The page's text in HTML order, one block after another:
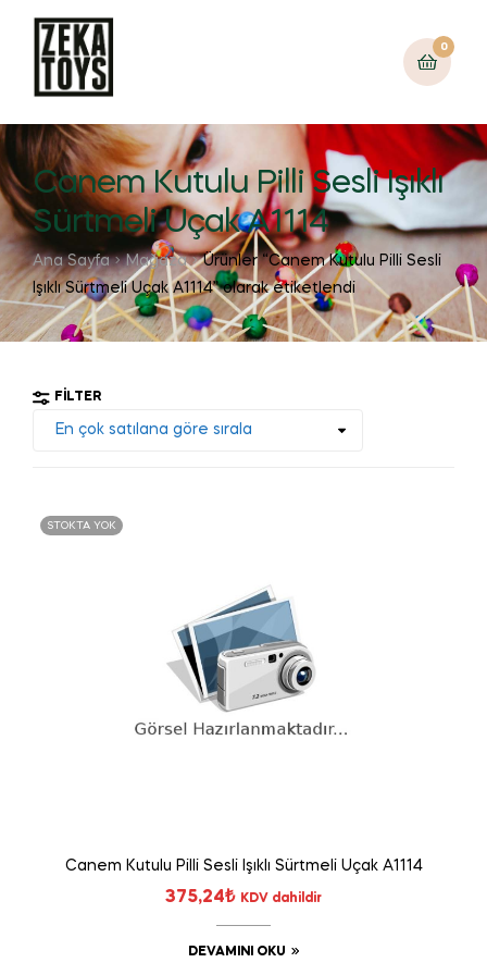
0
Canem Kutulu Pilli Sesli Işıklı
Sürtmeli Uçak A1114
Ana Sayfa Mağaza
Ürünler “Canem Kutulu Pilli Sesli
Işıklı Sürtmeli Uçak A1114” olarak etiketlendi
FILTER
STOKTA YOK
Canem Kutulu Pilli Sesli Işıklı Sürtmeli Uçak A1114
375,24₺ KDV dahildir
DEVAMINI OKU